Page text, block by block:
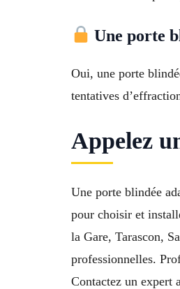
Une porte
Oui, une porte
tentatives
Appelez
Une porte blindée
pour choisir et
la Gare, Tarascon,
professionnelles.
Contactez un expert